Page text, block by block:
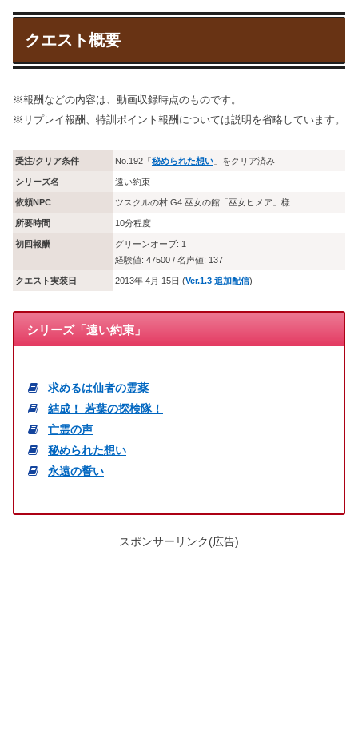
クエスト概要
※報酬などの内容は、動画収録時点のものです。
※リプレイ報酬、特訓ポイント報酬については説明を省略しています。
受注/クリア条件 No.192「秘められた想い 」をクリア済み
シリーズ名 遠い約束
依頼NPC ツスクルの村 G4 巫女の館「巫女ヒメア」様
所要時間 10分程度
初回報酬
グリーンオーブ: 1
経験値: 47500 / 名声値: 137
クエスト実装日 2013年 4月 15日 (Ver.1.3 追加配信)
シリーズ「遠い約束」
求めるは仙者の霊薬
結成！ 若葉の探検隊！
亡霊の声
秘められた想い
永遠の誓い
スポンサーリンク(広告)